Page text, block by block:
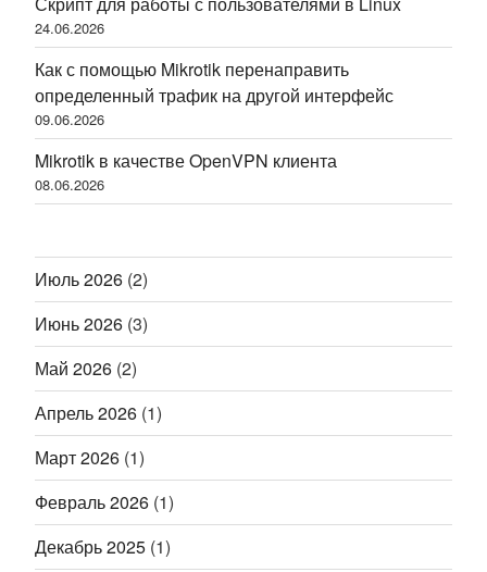
24.06.2026
Как с помощью Mikrotik перенаправить
определенный трафик на другой интерфейс
09.06.2026
Mikrotik в качестве OpenVPN клиента
08.06.2026
Июль 2026 (2)
Июнь 2026 (3)
Май 2026 (2)
Апрель 2026 (1)
Март 2026 (1)
Февраль 2026 (1)
Декабрь 2025 (1)